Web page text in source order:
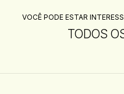
VOCÊ PODE ESTAR
TODOS